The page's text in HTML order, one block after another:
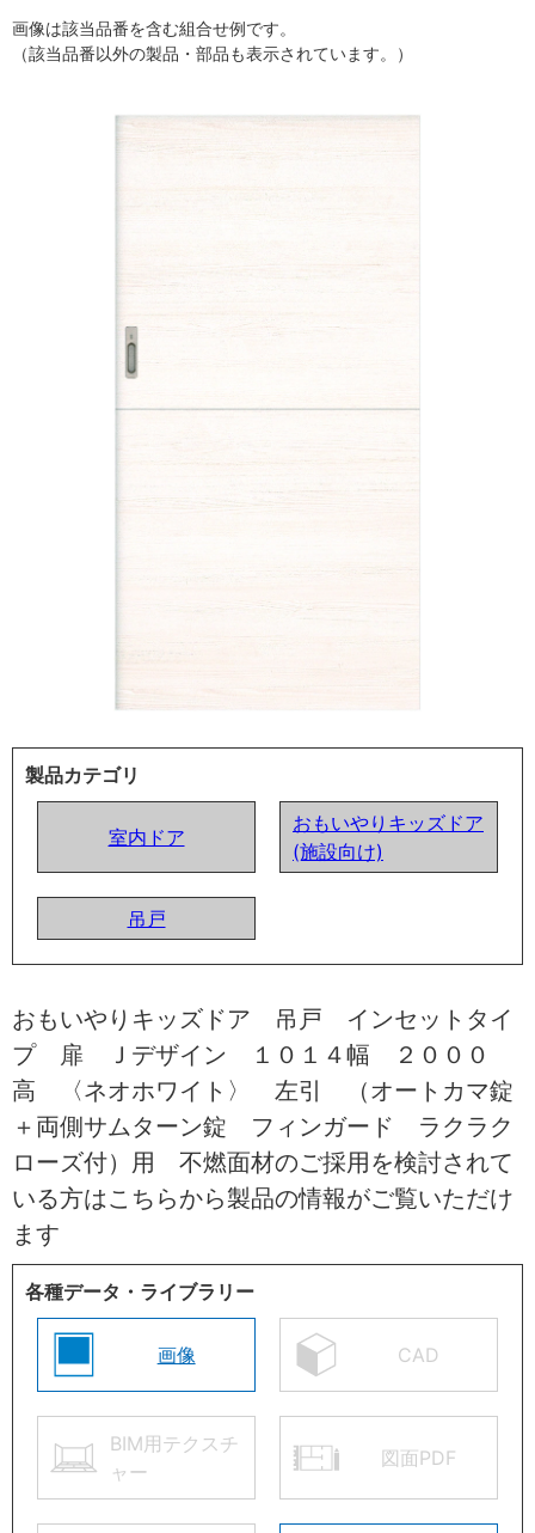
画像は該当品番を含む組合せ例です。
（該当品番以外の製品・部品も表示されています。）
製品カテゴリ
室内ドア
おもいやりキッズドア
(施設向け)
吊戸
おもいやりキッズドア 吊戸 インセットタイ
プ 扉 Ｊデザイン １０１４幅 ２０００
高 〈ネオホワイト〉 左引 （オートカマ錠
＋両側サムターン錠 フィンガード ラクラク
ローズ付）用 不燃面材のご採用を検討されて
いる方はこちらから製品の情報がご覧いただけ
ます
各種データ・ライブラリー
画像 CAD
BIM用テクスチ
ャー
図面PDF